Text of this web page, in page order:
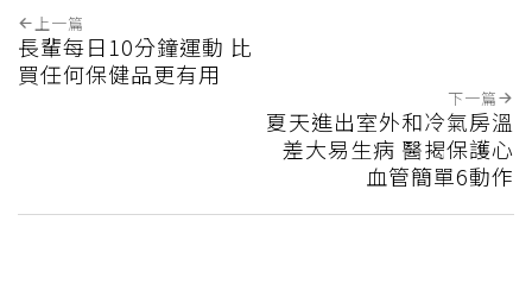
上一篇
長輩每日10分鐘運動 比
買任何保健品更有用
下一篇
夏天進出室外和冷氣房溫
差大易生病 醫揭保護心
血管簡單6動作